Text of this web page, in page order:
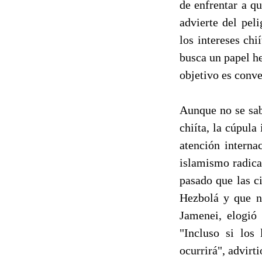
de enfrentar a
advierte del
los intereses
busca un papel
objetivo es
Aunque no se
chiíta, la cúpula
atención
islamismo
pasado que las
Hezbolá y que
Jamenei,
"Incluso si los
ocurrirá",